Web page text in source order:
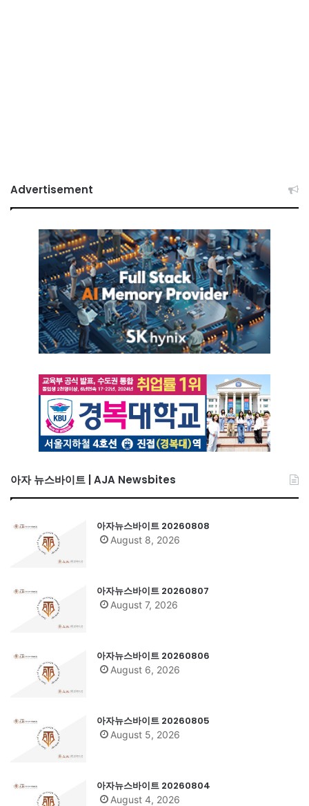
Advertisement
아자 뉴스바이트 | AJA Newsbites
아자뉴스바이트 20260808
August 8, 2026
아자뉴스바이트 20260807
August 7, 2026
아자뉴스바이트 20260806
August 6, 2026
아자뉴스바이트 20260805
August 5, 2026
아자뉴스바이트 20260804
August 4, 2026